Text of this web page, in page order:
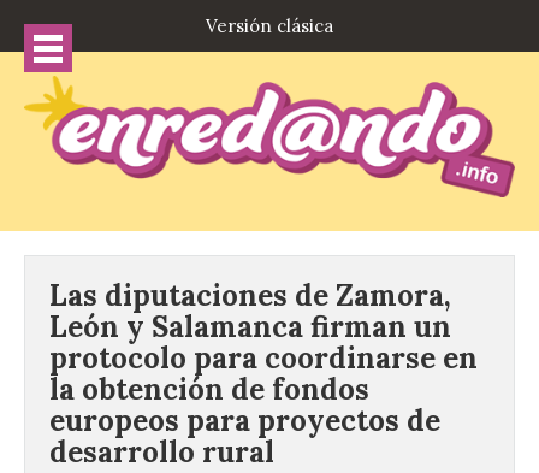
Versión clásica
Las diputaciones de Zamora,
León y Salamanca firman un
protocolo para coordinarse en
la obtención de fondos
europeos para proyectos de
desarrollo rural